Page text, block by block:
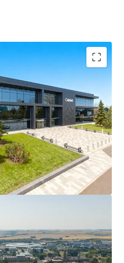
Vaccine Manufacturing
built biomanufacturing
for vaccine production.
between ground,
floor includingdouble height
12m clearance.
the benefit ofspecialist
occupation.
from 3 December 2020.